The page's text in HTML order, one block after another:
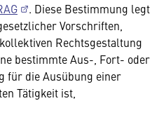
. Diese Bestimmung legt
Vorschriften,
Rechtsgestaltung
bestimmte Aus-, Fort- oder
für die Ausübung einer
Tätigkeit ist,